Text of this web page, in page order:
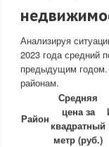
Анализируя
2023 года средний
предыдущим годом.
районам.
Район
Средняя
цена за
квадратный
метр (руб.)